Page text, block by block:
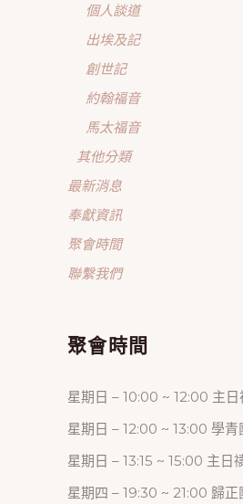
個人談道
出埃及記
創世記
約翰福音
馬太福音
其他分類
最新消息
奉獻資訊
聚會時間
聯繫我們
聚會時間
星期日 – 10:00 ~ 12:00 主
星期日 – 12:00 ~ 13:00 學青
星期日 – 13:15 ~ 15:00 主日
星期四 – 19:30 ~ 21:00 歸正